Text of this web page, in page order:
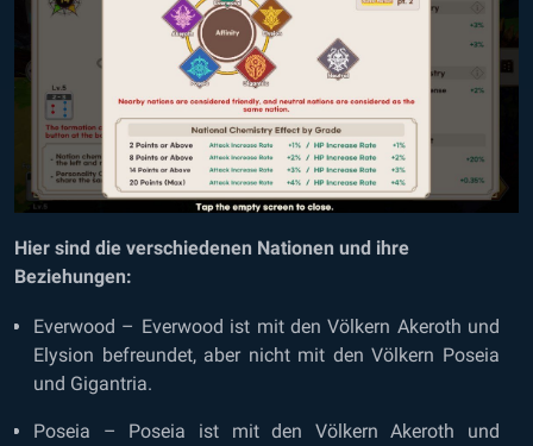
Hier sind die verschiedenen Nationen und ihre
Beziehungen:
Everwood – Everwood ist mit den Völkern Akeroth und
Elysion befreundet, aber nicht mit den Völkern Poseia
und Gigantria.
Poseia – Poseia ist mit den Völkern Akeroth und